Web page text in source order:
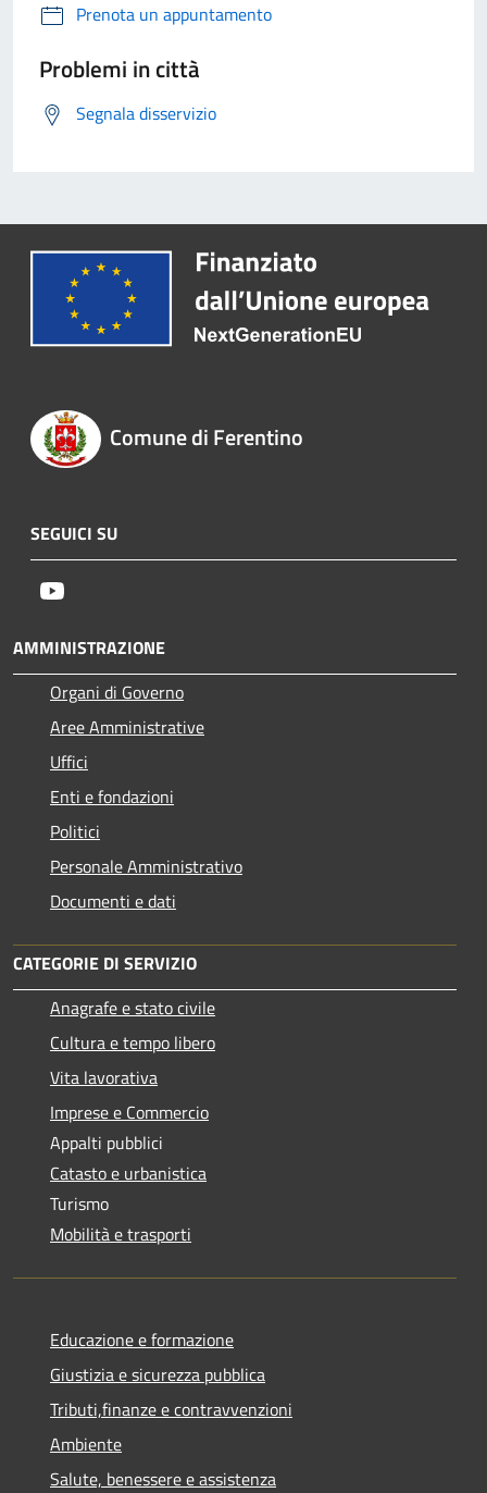
Prenota un appuntamento
Problemi in città
Segnala disservizio
Comune di Ferentino
SEGUICI SU
AMMINISTRAZIONE
Organi di Governo
Aree Amministrative
Uffici
Enti e fondazioni
Politici
Personale Amministrativo
Documenti e dati
CATEGORIE DI SERVIZIO
Anagrafe e stato civile
Cultura e tempo libero
Vita lavorativa
Imprese e Commercio
Appalti pubblici
Catasto e urbanistica
Turismo
Mobilità e trasporti
Educazione e formazione
Giustizia e sicurezza pubblica
Tributi,finanze e contravvenzioni
Ambiente
Salute, benessere e assistenza